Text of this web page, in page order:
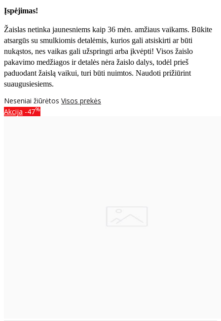
Įspėjimas!
Žaislas netinka jaunesniems kaip 36 mėn. amžiaus vaikams. Būkite
atsargūs su smulkiomis detalėmis, kurios gali atsiskirti ar būti
nukąstos, nes vaikas gali užspringti arba įkvėpti! Visos žaislо
pakavimo medžiagos ir detalės nėra žaislo dalys, todėl prieš
paduodant žaislą vaikui, turi būti nuimtos. Naudoti prižiūrint
suaugusiesiems.
Neseniai žiūrėtos Visos prekės
Akcija -47%